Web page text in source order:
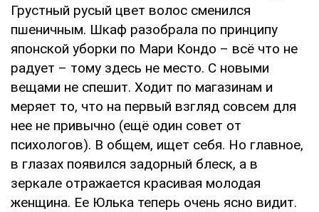
Грустный русый цвет волос сменился
пшеничным. Шкаф разобрала по принципу
японской уборки по Мари Кондо – всё что не
радует – тому здесь не место. С новыми
вещами не спешит. Ходит по магазинам и
меряет то, что на первый взгляд совсем для
нее не привычно (ещё один совет от
психологов). В общем, ищет себя. Но главное,
в глазах появился задорный блеск, а в
зеркале отражается красивая молодая
женщина. Ее Юлька теперь очень ясно видит.